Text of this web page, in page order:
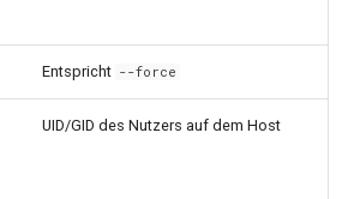
Entspricht --force
UID/GID des Nutzers auf dem Host